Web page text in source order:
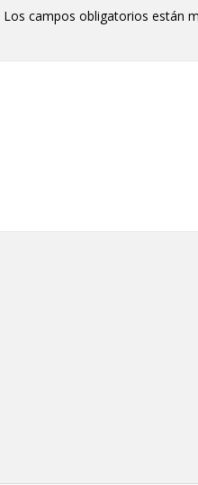
Los campos obligatorios están